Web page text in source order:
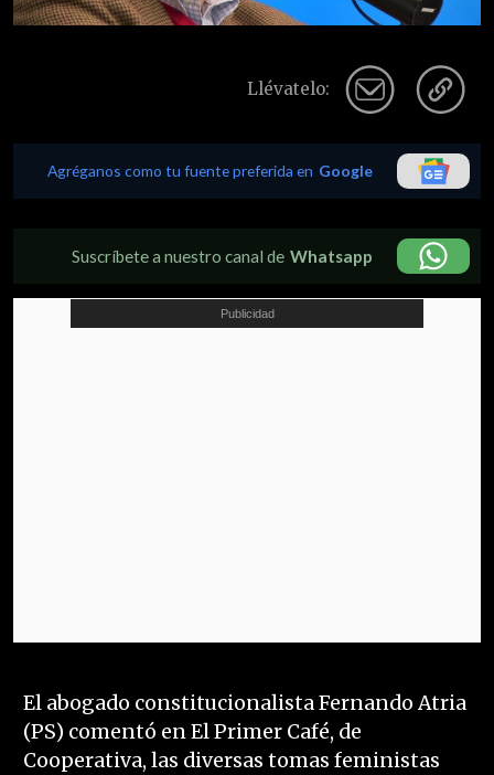
Llévatelo:
Agréganos como tu fuente preferida en Google
Suscríbete a nuestro canal de Whatsapp
El abogado constitucionalista Fernando Atria
(PS) comentó en El Primer Café, de
Cooperativa, las diversas tomas feministas